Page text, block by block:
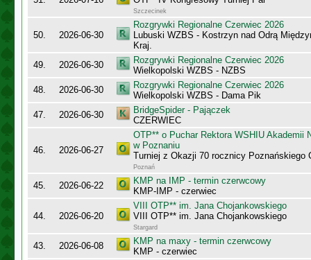
Szczecinek
50. 2026-06-30
Rozgrywki Regionalne Czerwiec 2026
Lubuski WZBS - Kostrzyn nad Odrą
Kraj.
49.
2026-06-30
Rozgrywki Regionalne Czerwiec 2026
Wielkopolski WZBS - NZBS
48.
2026-06-30
Rozgrywki Regionalne Czerwiec 2026
Wielkopolski WZBS - Dama Pik
47.
2026-06-30
BridgeSpider - Pajączek
CZERWIEC
46. 2026-06-27
OTP** o Puchar Rektora WSHIU Akademii
w Poznaniu
Turniej z Okazji 70 rocznicy Poznańskiego
Poznań
45. 2026-06-22
KMP na IMP - termin czerwcowy
KMP-IMP - czerwiec
44. 2026-06-20
VIII OTP** im. Jana Chojankowskiego
VIII OTP** im. Jana Chojankowskiego
Stargard
43. 2026-06-08
KMP na maxy - termin czerwcowy
KMP - czerwiec